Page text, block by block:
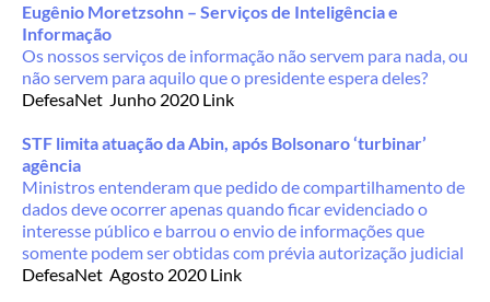
Eugênio Moretzsohn – Serviços de Inteligência e
Informação
Os nossos serviços de informação não servem para nada, ou
não servem para aquilo que o presidente espera deles?
DefesaNet Junho 2020 Link
STF limita atuação da Abin, após Bolsonaro ‘turbinar’
agência
Ministros entenderam que pedido de compartilhamento de
dados deve ocorrer apenas quando ficar evidenciado o
interesse público e barrou o envio de informações que
somente podem ser obtidas com prévia autorização judicial
DefesaNet Agosto 2020 Link